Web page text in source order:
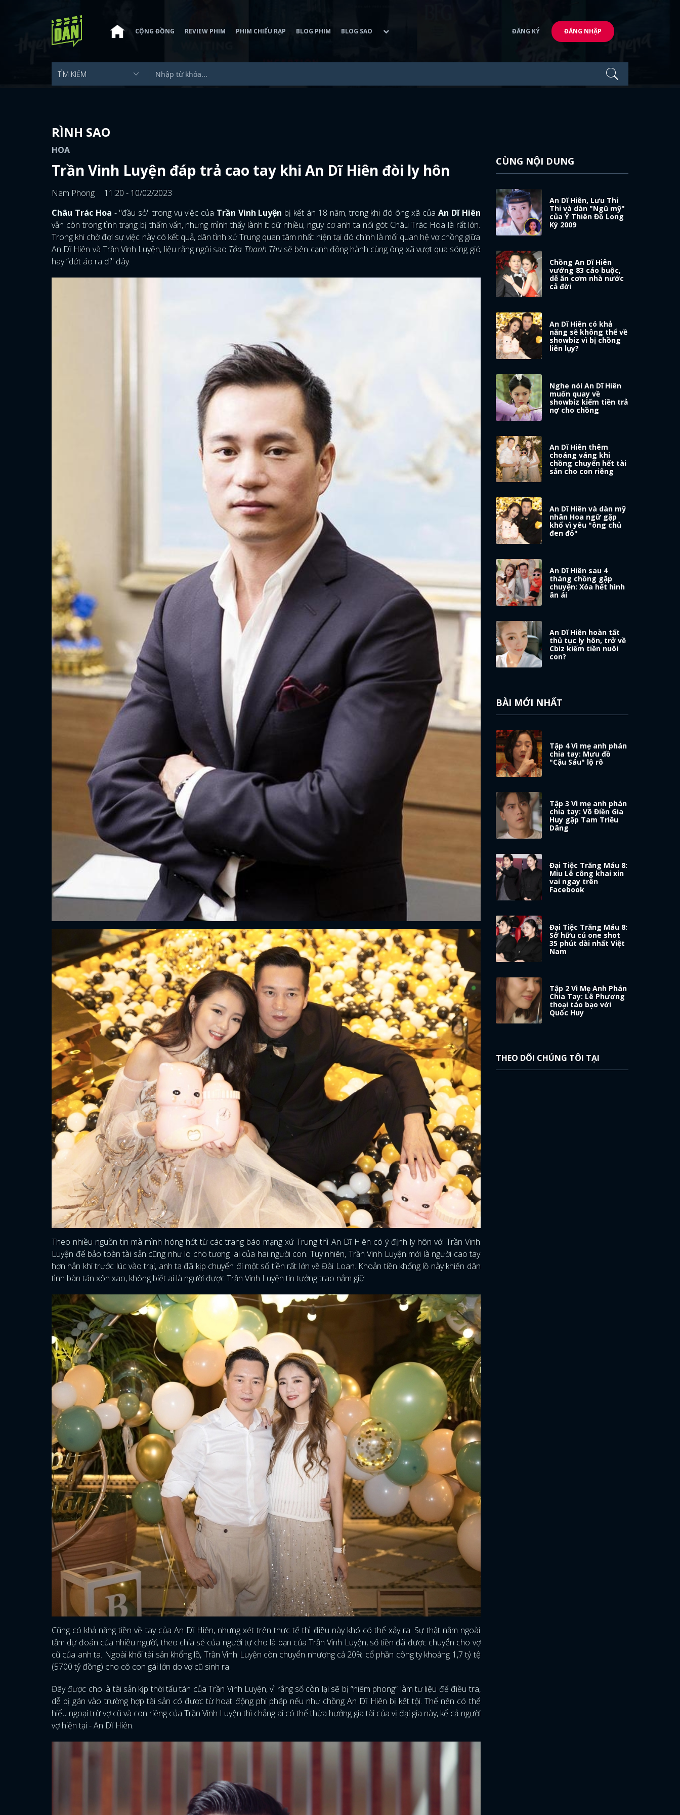
ĐĂNG NHẬP
GOOGLE
CỘNG ĐỒNG REVIEW PHIM PHIM CHIẾU RẠP BLOG PHIM BLOG SAO ĐĂNG KÝ ĐĂNG NHẬP
RÌNH SAO
HOA
Trần Vinh Luyện đáp trả cao tay khi An Dĩ Hiên đòi ly hôn
Nam Phong
11:20 - 10/02/2023
Châu Trác Hoa - "đầu sỏ" trong vụ việc của Trần Vinh Luyện bị kết án 18 năm, trong khi đó ông xã của An Dĩ Hiên
vẫn còn trong tình trạng bị thẩm vấn, nhưng mình thấy lành ít dữ nhiều, nguy cơ anh ta nối gót Châu Trác Hoa là rất lớn.
Trong khi chờ đợi sự việc này có kết quả, dân tình xứ Trung quan tâm nhất hiện tại đó chính là mối quan hệ vợ chồng giữa
An Dĩ Hiên và Trần Vinh Luyện, liệu rằng ngôi sao Tỏa Thanh Thu sẽ bên cạnh đồng hành cùng ông xã vượt qua sóng gió
hay “dứt áo ra đi" đây.
Theo nhiều nguồn tin mà mình hóng hớt từ các trang báo mạng xứ Trung thì An Dĩ Hiên có ý định ly hôn với Trần Vinh
Luyện để bảo toàn tài sản cũng như lo cho tương lai của hai người con. Tuy nhiên, Trần Vinh Luyện mới là người cao tay
hơn hẳn khi trước lúc vào trại, anh ta đã kịp chuyển đi một số tiền rất lớn về Đài Loan. Khoản tiền khổng lồ này khiến dân
tình bàn tán xôn xao, không biết ai là người được Trần Vinh Luyện tin tưởng trao nắm giữ.
Cũng có khả năng tiền về tay của An Dĩ Hiên, nhưng xét trên thực tế thì điều này khó có thể xảy ra. Sự thật nằm ngoài
tầm dự đoán của nhiều người, theo chia sẻ của người tự cho là bạn của Trần Vinh Luyện, số tiền đã được chuyển cho vợ
cũ của anh ta. Ngoài khối tài sản khổng lồ, Trần Vinh Luyện còn chuyển nhượng cả 20% ​​cổ phần công ty khoảng 1,7 tỷ tệ
(5700 tỷ đồng) cho cô con gái lớn do vợ cũ sinh ra.
Đây được cho là tài sản kịp thời tẩu tán của Trần Vinh Luyện, vì rằng số còn lại sẽ bị “niêm phong” làm tư liệu để điều tra,
dễ bị gán vào trường hợp tài sản có được từ hoạt động phi pháp nếu như chồng An Dĩ Hiên bị kết tội. Thế nên có thể
hiểu ngoại trừ vợ cũ và con riêng của Trần Vinh Luyện thì chẳng ai có thể thừa hưởng gia tài của vị đại gia này, kể cả người
vợ hiện tại - An Dĩ Hiên.
CÙNG NỘI DUNG
An Dĩ Hiên, Lưu Thi
Thi và dàn "Ngũ mỹ"
của Ỷ Thiên Đồ Long
Ký 2009
Chồng An Dĩ Hiên
vướng 83 cáo buộc,
dễ ăn cơm nhà nước
cả đời
An Dĩ Hiên có khả
năng sẽ không thể về
showbiz vì bị chồng
liên lụy?
Nghe nói An Dĩ Hiên
muốn quay về
showbiz kiếm tiền trả
nợ cho chồng
An Dĩ Hiên thêm
choáng váng khi
chồng chuyển hết tài
sản cho con riêng
An Dĩ Hiên và dàn mỹ
nhân Hoa ngữ gặp
khổ vì yêu "ông chủ
đen đỏ"
An Dĩ Hiên sau 4
tháng chồng gặp
chuyện: Xóa hết hình
ân ái
An Dĩ Hiên hoàn tất
thủ tục ly hôn, trở về
Cbiz kiếm tiền nuôi
con?
BÀI MỚI NHẤT
Tập 4 Vì mẹ anh phán
chia tay: Mưu đồ
"Cậu Sáu" lộ rõ
Tập 3 Vì mẹ anh phán
chia tay: Võ Điền Gia
Huy gặp Tam Triều
Dâng
Đại Tiệc Trăng Máu 8:
Miu Lê công khai xin
vai ngay trên
Facebook
Đại Tiệc Trăng Máu 8:
Sở hữu cú one shot
35 phút dài nhất Việt
Nam
Tập 2 Vì Mẹ Anh Phán
Chia Tay: Lê Phương
thoại táo bạo với
Quốc Huy
THEO DÕI CHÚNG TÔI TẠI